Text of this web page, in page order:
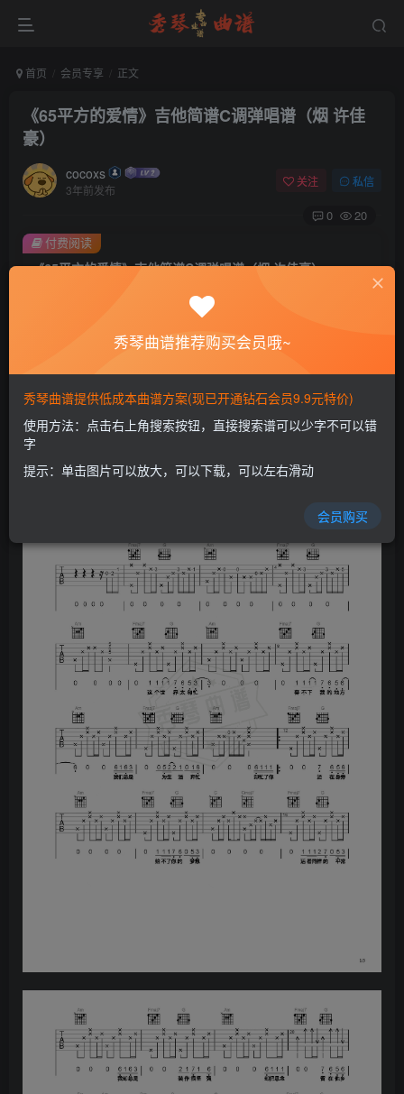
首页 会员专享 正文
《65平方的爱情》吉他简谱C调弹唱谱（烟 许佳
豪）
cocoxs
3年前发布
关注 私信
0 20
《65平方的爱情》吉他简谱C调弹唱谱（烟 许佳豪）
会员专属资源
免费
您暂无购买权限，请先开通会员
开通会员
付费阅读
秀琴曲谱推荐购买会员哦~
秀琴曲谱提供低成本曲谱方案(现已开通钻石会员9.9元特价)
使用方法：点击右上角搜索按钮，直接搜索谱可以少字不可以错
字
提示：单击图片可以放大，可以下载，可以左右滑动
会员购买